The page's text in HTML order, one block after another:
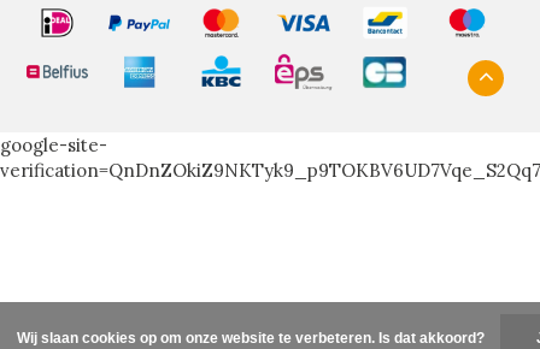
google-site-
Wij slaan cookies op om onze website te verbeteren. Is dat akkoord?